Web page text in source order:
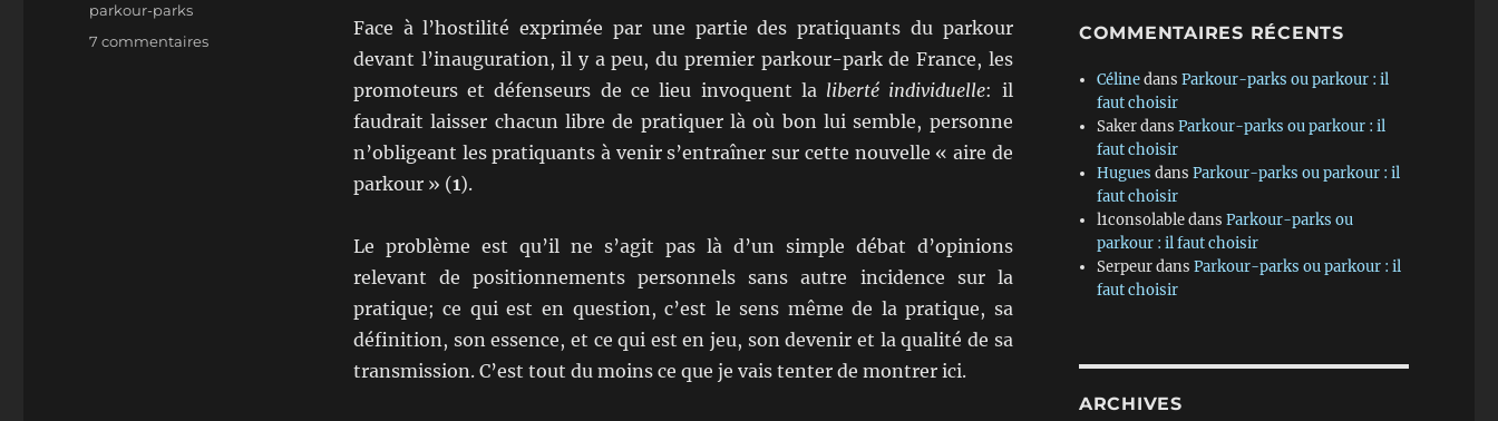
Face à l’hostilité exprimée par une partie des pratiquants du parkour
devant l’inauguration, il y a peu, du premier parkour-park de France, les
promoteurs et défenseurs de ce lieu invoquent la liberté individuelle: il
faudrait laisser chacun libre de pratiquer là où bon lui semble, personne
n’obligeant les pratiquants à venir s’entraîner sur cette nouvelle « aire de
parkour » (1).
Le problème est qu’il ne s’agit pas là d’un simple débat d’opinions
relevant de positionnements personnels sans autre incidence sur la
pratique; ce qui est en question, c’est le sens même de la pratique, sa
définition, son essence, et ce qui est en jeu, son devenir et la qualité de sa
transmission. C’est tout du moins ce que je vais tenter de montrer ici.
parkour-parks
7 commentairessur
COMMENTAIRES RÉCENTS
CélinedansParkour-parks ou parkour : il
faut choisir
SakerdansParkour-parks ou parkour : il
faut choisir
Hugues dansParkour-parks ou parkour : il
faut choisir
l1consolabledansParkour-parks ou
parkour : il faut choisir
SerpeurdansParkour-parks ou parkour : il
faut choisir
ARCHIVES